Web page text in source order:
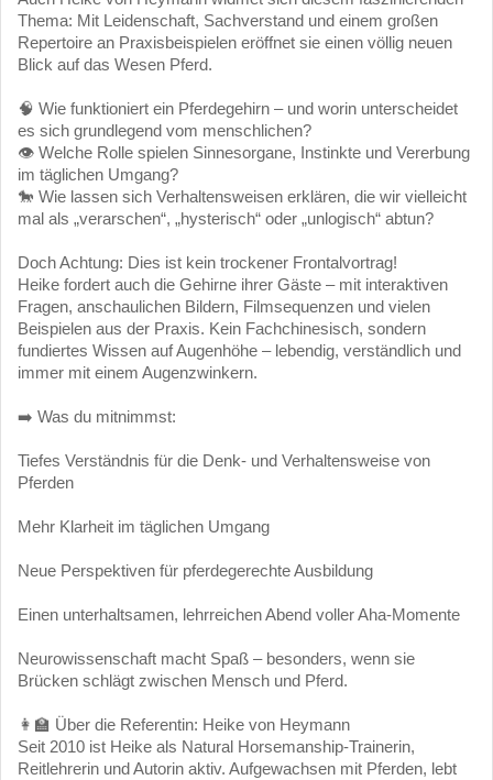
Thema: Mit Leidenschaft, Sachverstand und einem großen
Repertoire an Praxisbeispielen eröffnet sie einen völlig neuen
Blick auf das Wesen Pferd.
🧠 Wie funktioniert ein Pferdegehirn – und worin unterscheidet
es sich grundlegend vom menschlichen?
👁️ Welche Rolle spielen Sinnesorgane, Instinkte und Vererbung
im täglichen Umgang?
🐎 Wie lassen sich Verhaltensweisen erklären, die wir vielleicht
mal als „verarschen“, „hysterisch“ oder „unlogisch“ abtun?
Doch Achtung: Dies ist kein trockener Frontalvortrag!
Heike fordert auch die Gehirne ihrer Gäste – mit interaktiven
Fragen, anschaulichen Bildern, Filmsequenzen und vielen
Beispielen aus der Praxis. Kein Fachchinesisch, sondern
fundiertes Wissen auf Augenhöhe – lebendig, verständlich und
immer mit einem Augenzwinkern.
➡️ Was du mitnimmst:
Tiefes Verständnis für die Denk- und Verhaltensweise von
Pferden
Mehr Klarheit im täglichen Umgang
Neue Perspektiven für pferdegerechte Ausbildung
Einen unterhaltsamen, lehrreichen Abend voller Aha-Momente
Neurowissenschaft macht Spaß – besonders, wenn sie
Brücken schlägt zwischen Mensch und Pferd.
👩‍🏫 Über die Referentin: Heike von Heymann
Seit 2010 ist Heike als Natural Horsemanship-Trainerin,
Reitlehrerin und Autorin aktiv. Aufgewachsen mit Pferden, lebt